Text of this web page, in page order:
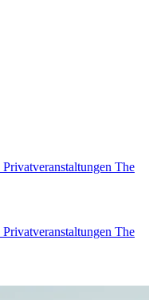
Privatveranstaltungen The
Privatveranstaltungen The